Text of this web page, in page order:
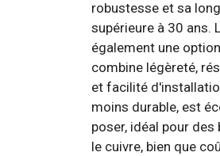
robustesse et sa
supérieure à 30 ans.
également une
combine légèreté,
et facilité
moins durable, est
poser, idéal pour
le cuivre, bien que